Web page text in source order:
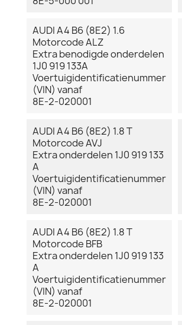
AUDI A4 B6 (8E2) 1.6
Motorcode ALZ
Extra benodigde onderdelen
1J0 919 133A
Voertuigidentificatienummer
(VIN) vanaf
8E-2-020001
AUDI A4 B6 (8E2) 1.8 T
Motorcode AVJ
Extra onderdelen 1J0 919 133
A
Voertuigidentificatienummer
(VIN) vanaf
8E-2-020001
AUDI A4 B6 (8E2) 1.8 T
Motorcode BFB
Extra onderdelen 1J0 919 133
A
Voertuigidentificatienummer
(VIN) vanaf
8E-2-020001